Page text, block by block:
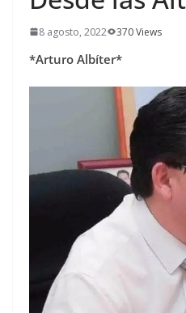
8 agosto, 2022 370 Views
*Arturo Albíter*